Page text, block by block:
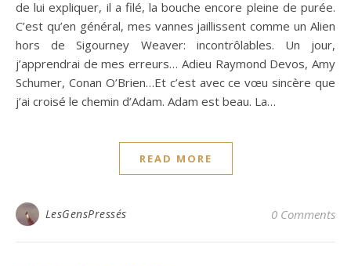
de lui expliquer, il a filé, la bouche encore pleine de purée.
C’est qu’en général, mes vannes jaillissent comme un Alien
hors de Sigourney Weaver: incontrôlables. Un jour,
j’apprendrai de mes erreurs… Adieu Raymond Devos, Amy
Schumer, Conan O’Brien…Et c’est avec ce vœu sincère que
j’ai croisé le chemin d’Adam. Adam est beau. La…
READ MORE
LesGensPressés 0 Comments